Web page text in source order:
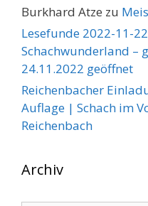
Burkhard Atze zu
Lesefunde 2022-11-
Schachwunderland –
24.11.2022 geöffnet
Reichenbacher
Auflage | Schach im
Reichenbach
Archiv